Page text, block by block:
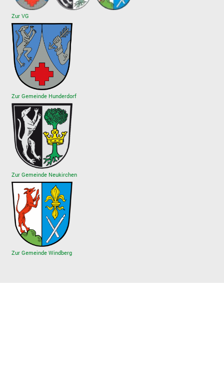
Zur VG
Zur Gemeinde Hunderdorf
Zur Gemeinde Neukirchen
Zur Gemeinde Windberg